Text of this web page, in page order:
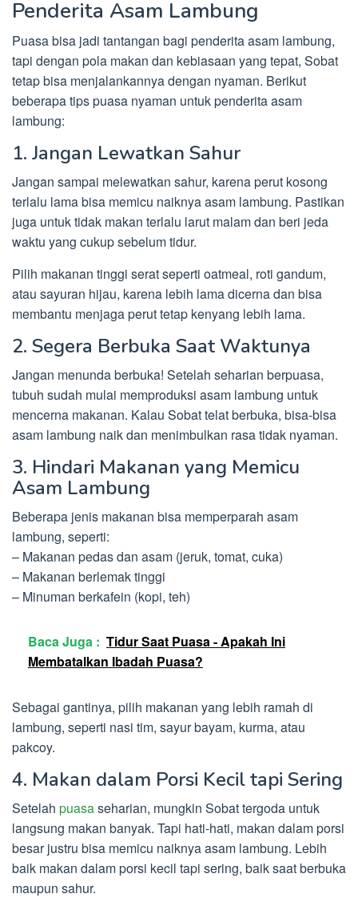
Penderita Asam Lambung
Puasa bisa jadi tantangan bagi penderita asam lambung,
tapi dengan pola makan dan kebiasaan yang tepat, Sobat
tetap bisa menjalankannya dengan nyaman. Berikut
beberapa tips puasa nyaman untuk penderita asam
lambung:
1. Jangan Lewatkan Sahur
Jangan sampai melewatkan sahur, karena perut kosong
terlalu lama bisa memicu naiknya asam lambung. Pastikan
juga untuk tidak makan terlalu larut malam dan beri jeda
waktu yang cukup sebelum tidur.
Pilih makanan tinggi serat seperti oatmeal, roti gandum,
atau sayuran hijau, karena lebih lama dicerna dan bisa
membantu menjaga perut tetap kenyang lebih lama.
2. Segera Berbuka Saat Waktunya
Jangan menunda berbuka! Setelah seharian berpuasa,
tubuh sudah mulai memproduksi asam lambung untuk
mencerna makanan. Kalau Sobat telat berbuka, bisa-bisa
asam lambung naik dan menimbulkan rasa tidak nyaman.
3. Hindari Makanan yang Memicu
Asam Lambung
Beberapa jenis makanan bisa memperparah asam
lambung, seperti:
– Makanan pedas dan asam (jeruk, tomat, cuka)
– Makanan berlemak tinggi
– Minuman berkafein (kopi, teh)
Baca Juga : Tidur Saat Puasa - Apakah Ini
Membatalkan Ibadah Puasa?
Sebagai gantinya, pilih makanan yang lebih ramah di
lambung, seperti nasi tim, sayur bayam, kurma, atau
pakcoy.
4. Makan dalam Porsi Kecil tapi Sering
Setelah puasaseharian, mungkin Sobat tergoda untuk
langsung makan banyak. Tapi hati-hati, makan dalam porsi
besar justru bisa memicu naiknya asam lambung. Lebih
baik makan dalam porsi kecil tapi sering, baik saat berbuka
maupun sahur.